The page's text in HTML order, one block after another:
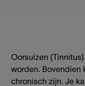
Oorsuizen
worden. Bovendien
chronisch zijn. Je